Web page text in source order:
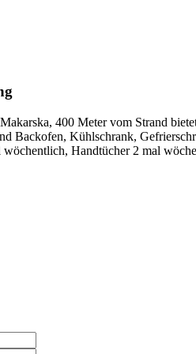
400 Meter vom Strand
Backofen, Kühlschrank,
wöchentlich, Handtücher 2 mal